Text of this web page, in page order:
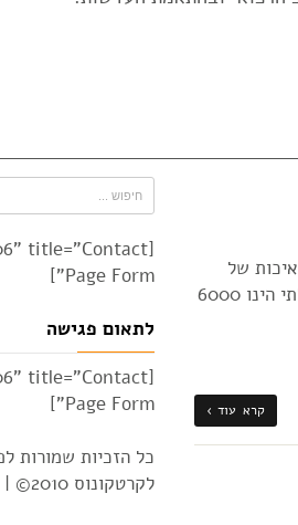
של
העדשה ותוספות כמו ציפויים פלסמה או הידרה-פג או תוספות צילנדר. מחיר התחלתי הינו 6000
קרא עוד ›
title="Contact
Page Form"]
לתאום פגישה
title="Contact
Page Form"]
כל הזכיות שמורות
לקרטקונוס 2010© |